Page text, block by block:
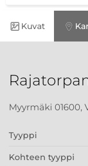
Kuvat
Myyrmäki 01600,
Tyyppi
Kohteen tyyppi